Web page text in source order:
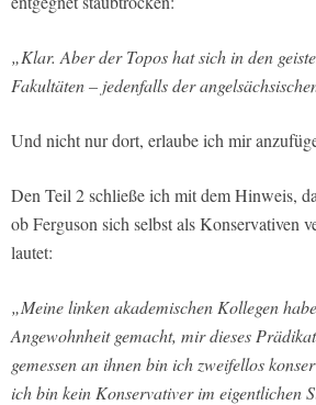
„Klar. Aber der Topos hat sich in den
Fakultäten – jedenfalls der
Und nicht nur dort, erlaube ich mir
Den Teil 2 schließe ich mit dem Hinweis,
ob Ferguson sich selbst als Konservativen
lautet:
„Meine linken akademischen Kollegen
Angewohnheit gemacht, mir dieses
gemessen an ihnen bin ich zweifellos
ich bin kein Konservativer im eigentlichen